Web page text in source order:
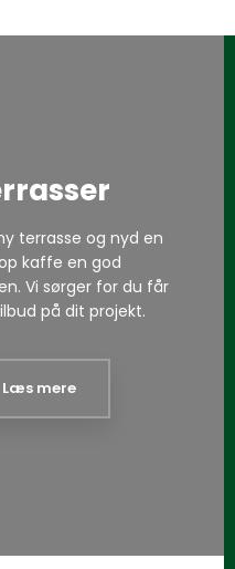
terrasse og nyd en
kaffe en god
Vi sørger for du får
på dit projekt.
Læs mere​